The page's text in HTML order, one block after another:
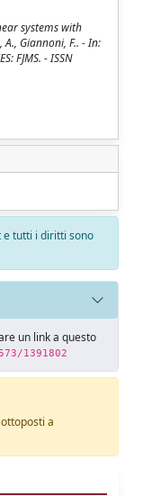
systems with
Giannoni, F.. - In:
FJMS. - ISSN
e tutti i diritti sono
un link a questo
1391802
a